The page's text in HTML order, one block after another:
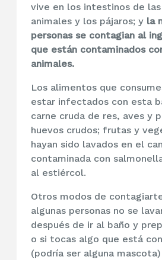
vive en los intestinos de
animales y los pájaros; y la
personas se contagian al
que están contaminados
animales.
Los alimentos que
estar infectados con esta
carne cruda de res, aves y
huevos crudos; frutas y
hayan sido lavados en el
contaminada con
al estiércol.
Otros modos de
algunas personas no se
después de ir al baño y
o si tocas algo que está
(podría ser alguna